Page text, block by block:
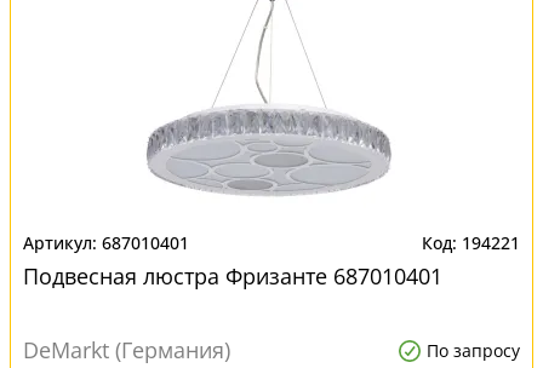
687010401 194221
Подвесная люстра Фризанте 687010401
DeMarkt (Германия) По запросу